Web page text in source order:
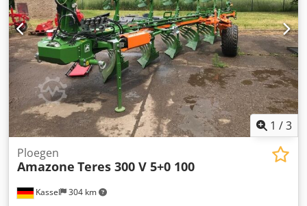
1 /3
Kassel 304 km
Ploegen
Amazone Teres 300 V 5+0 100